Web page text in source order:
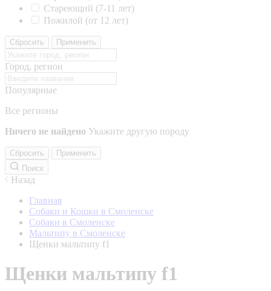
Стареющий (7-11 лет)
Пожилой (от 12 лет)
Сбросить Применить
Город, регион
Популярные
Все регионы
Ничего не найдено Укажите другую породу
Сбросить
Применить
Поиск
Назад
Главная
Собаки и Кошки в Смоленске
Собаки в Смоленске
Мальтипу в Смоленске
Щенки мальтипу f1
Щенки мальтипу f1